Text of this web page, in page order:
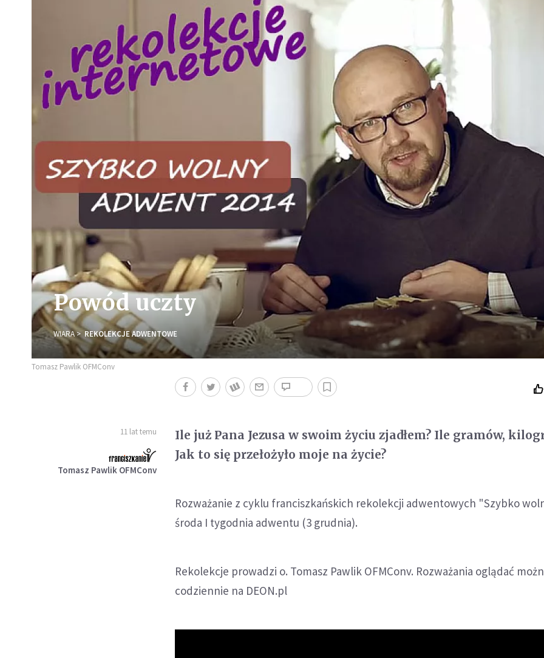
Powód uczty
WIARA REKOLEKCJE ADWENTOWE
Tomasz Pawlik OFMConv
11 lat temu
Tomasz Pawlik OFMConv
Ile już Pana Jezusa w swoim życiu zjadłem? Ile gramów,
Jak to się przełożyło moje na życie?
Rozważanie z cyklu franciszkańskich rekolekcji adwentowych "Szybko
środa I tygodnia adwentu (3 grudnia).
Rekolekcje prowadzi o. Tomasz Pawlik OFMConv. Rozważania oglądać
codziennie na DEON.pl